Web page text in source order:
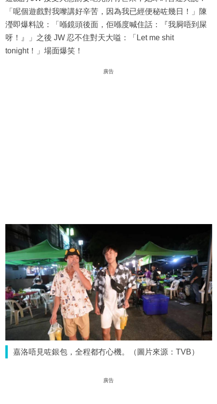
「呢個遊戲對我嚟講好辛苦，因為我已經便秘咗幾日！」陳
瀅即爆料說：「喺鏡頭後面，佢喺度喊住話：『我屙唔到屎
呀！』」之後 JW 忍不住對天大嗌：「Let me shit
tonight！」場面爆笑！
廣告
嘉洛唔見咗銀包，全程都冇心機。（圖片來源：TVB）
廣告